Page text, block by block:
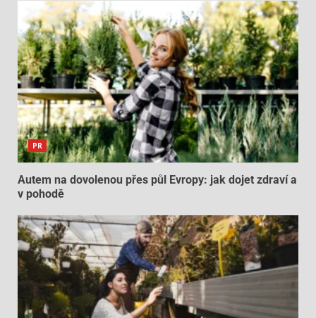
PR
Autem na dovolenou přes půl Evropy: jak dojet zdraví a
v pohodě